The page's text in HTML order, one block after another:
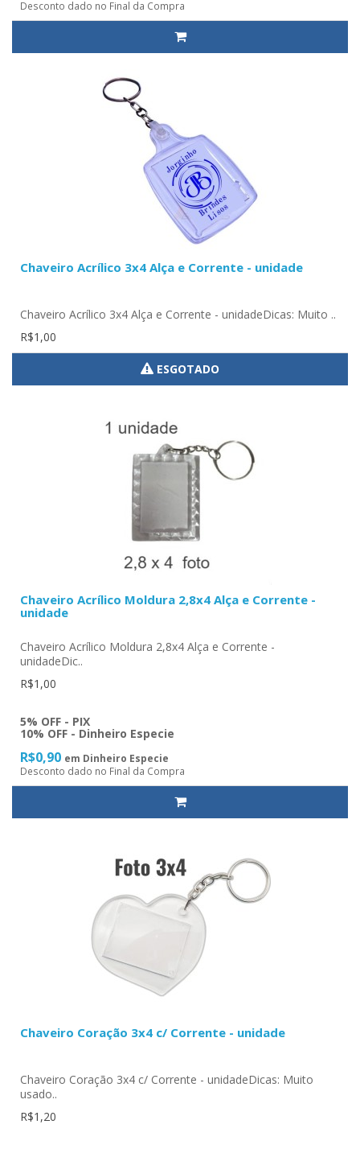
Desconto dado no Final da Compra
Chaveiro Acrílico 3x4 Alça e Corrente - unidade
Chaveiro Acrílico 3x4 Alça e Corrente - unidadeDicas: Muito ..
R$1,00
ESGOTADO
Chaveiro Acrílico Moldura 2,8x4 Alça e Corrente -
unidade
Chaveiro Acrílico Moldura 2,8x4 Alça e Corrente -
unidadeDic..
R$1,00
5% OFF - PIX
10% OFF - Dinheiro Especie
R$0,90 em Dinheiro Especie
Desconto dado no Final da Compra
Chaveiro Coração 3x4 c/ Corrente - unidade
Chaveiro Coração 3x4 c/ Corrente - unidadeDicas: Muito
usado..
R$1,20